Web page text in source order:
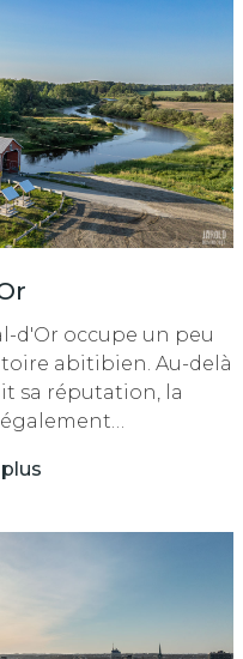
d'Or occupe un peu
abitibien. Au-delà
sa réputation, la